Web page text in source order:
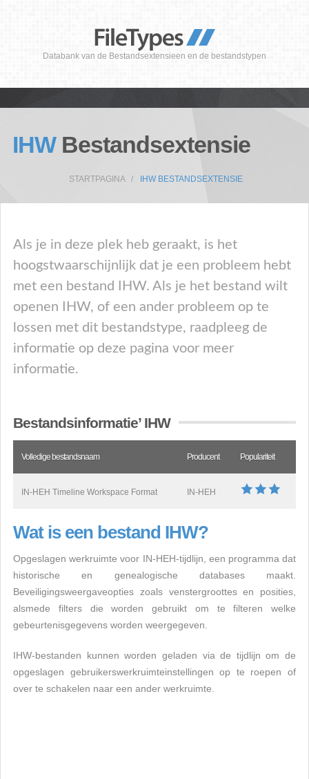
Databank van de Bestandsextensieen en de bestandstypen
IHWBestandsextensie
STARTPAGINA IHW BESTANDSEXTENSIE
Als je in deze plek heb geraakt, is het
hoogstwaarschijnlijk dat je een probleem hebt
met een bestand IHW. Als je het bestand wilt
openen IHW, of een ander probleem op te
lossen met dit bestandstype, raadpleeg de
informatie op deze pagina voor meer
informatie.
Bestandsinformatie’ IHW
Volledige bestandsnaam Producent Populariteit
IN-HEH Timeline Workspace Format IN-HEH
Wat is een bestand IHW?
Opgeslagen werkruimte voor IN-HEH-tijdlijn, een programma dat
historische en genealogische databases maakt.
Beveiligingsweergaveopties zoals venstergroottes en posities,
alsmede filters die worden gebruikt om te filteren welke
gebeurtenisgegevens worden weergegeven.
IHW-bestanden kunnen worden geladen via de tijdlijn om de
opgeslagen gebruikerswerkruimteinstellingen op te roepen of
over te schakelen naar een ander werkruimte.